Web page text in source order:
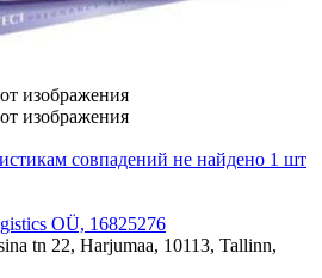
изображения
изображения
совпадений не найдено 1 шт
OÜ, 16825276
tn 22, Harjumaa, 10113, Tallinn,